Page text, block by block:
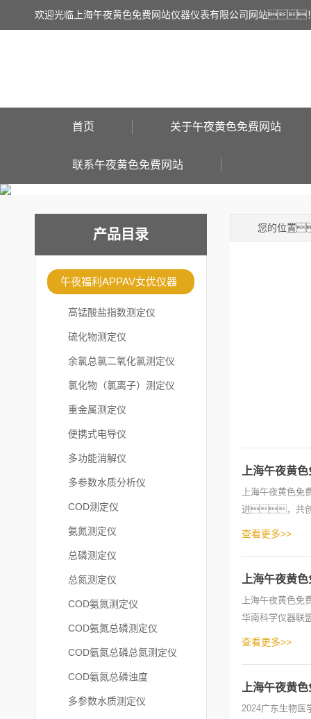
欢迎光临上海午夜黄色免费网站仪器仪表有限公司网站
首页 关于午夜黄色免费网站
联系午夜黄色免费网站
产品目录
午夜福利APPAV女优仪器
高锰酸盐指数测定仪
硫化物测定仪
余氯总氯二氧化氯测定仪
氯化物（氯离子）测定仪
重金属测定仪
便携式电导仪
多功能消解仪
多参数水质分析仪
COD测定仪
氨氮测定仪
总磷测定仪
总氮测定仪
COD氨氮测定仪
COD氨氮总磷测定仪
COD氨氮总磷总氮测定仪
COD氨氮总磷浊度
多参数水质测定仪
您的位置
上海午夜黄
上海午夜黄色
进，共创
情，畅聊属
查看更多>>
上海午夜黄
上海午夜黄色
华南科学仪器联
此次盛会由广东
查看更多>>
上海午夜黄
2024广东生物